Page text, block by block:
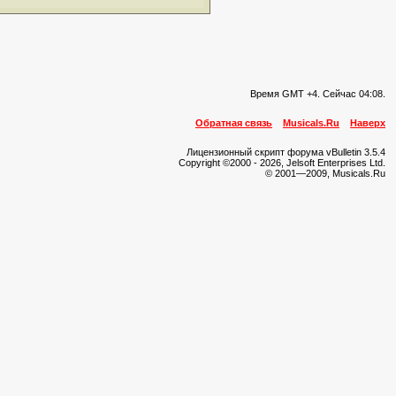
Время GMT +4. Сейчас 04:08
Обратная связь Musicals.Ru Наверх
Лицензионный скрипт форума vBulletin 3.5.4
Copyright ©2000 - 2026, Jelsoft Enterprises Ltd.
© 2001—2009, Musicals.Ru